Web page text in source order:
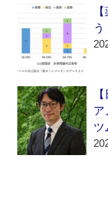
う
ア
ツ